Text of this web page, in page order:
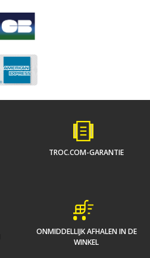
TROC.COM-GARANTIE
ONMIDDELLIJK AFHALEN IN DE
WINKEL